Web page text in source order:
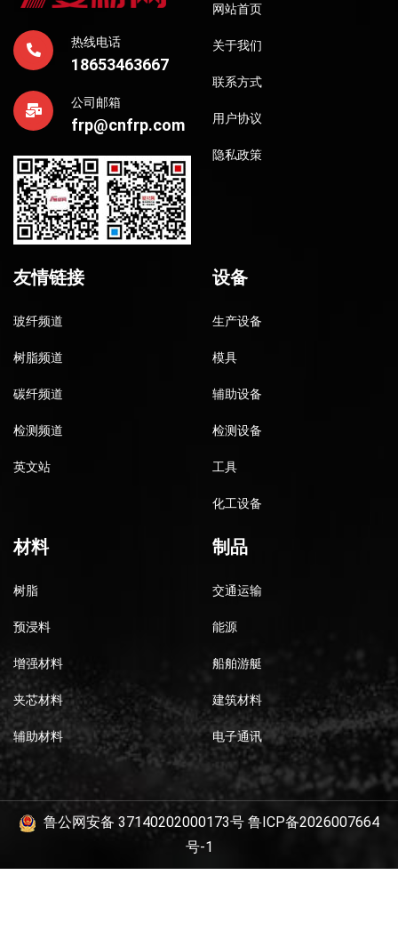
热线电话
18653463667
公司邮箱
frp@cnfrp.com
网站首页
关于我们
联系方式
用户协议
隐私政策
友情链接
玻纤频道
树脂频道
碳纤频道
检测频道
英文站
设备
生产设备
模具
辅助设备
检测设备
工具
化工设备
材料
树脂
预浸料
增强材料
夹芯材料
辅助材料
制品
交通运输
能源
船舶游艇
建筑材料
电子通讯
鲁公网安备 37140202000173号 鲁ICP备2026007664
号-1